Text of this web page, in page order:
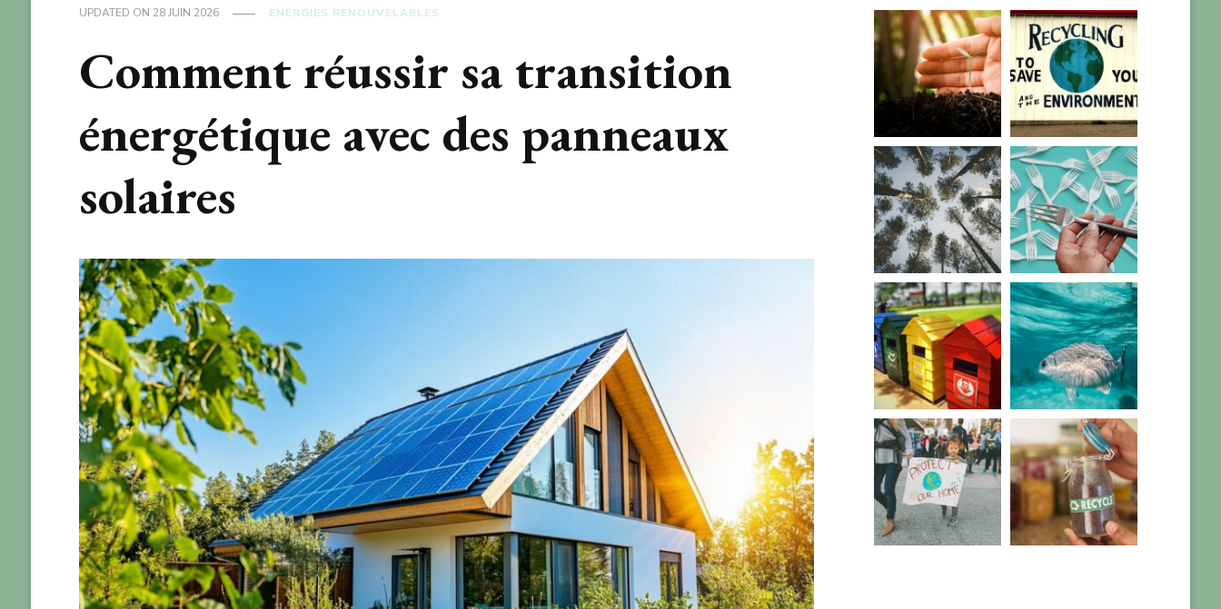
UPDATED ON 28 JUIN 2026 ENERGIES RENOUVELABLES
Comment réussir sa transition
énergétique avec des panneaux
solaires